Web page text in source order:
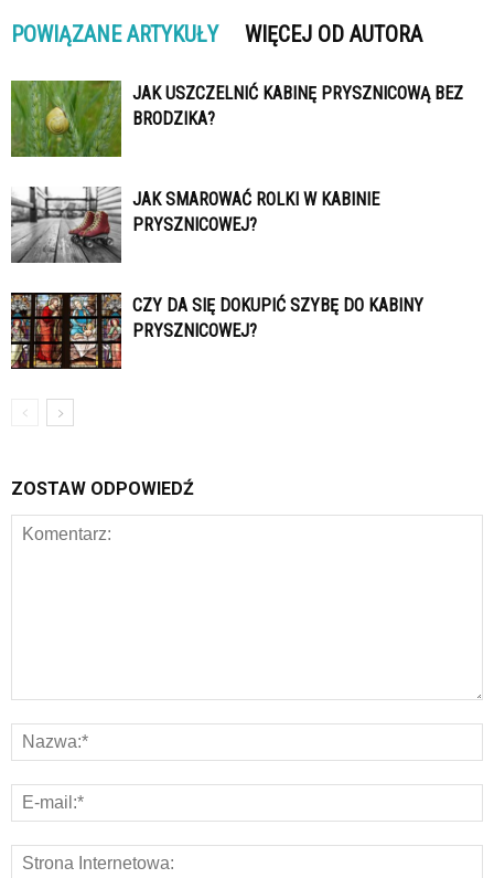
POWIĄZANE ARTYKUŁY WIĘCEJ OD AUTORA
JAK USZCZELNIĆ KABINĘ PRYSZNICOWĄ BEZ
BRODZIKA?
JAK SMAROWAĆ ROLKI W KABINIE
PRYSZNICOWEJ?
CZY DA SIĘ DOKUPIĆ SZYBĘ DO KABINY
PRYSZNICOWEJ?
ZOSTAW ODPOWIEDŹ